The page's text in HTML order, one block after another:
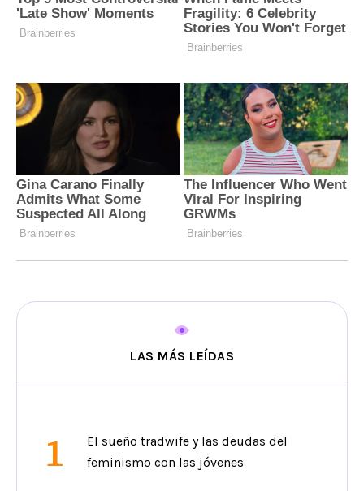
LAS MÁS LEÍDAS
1
El sueño tradwife y las deudas del
feminismo con las jóvenes